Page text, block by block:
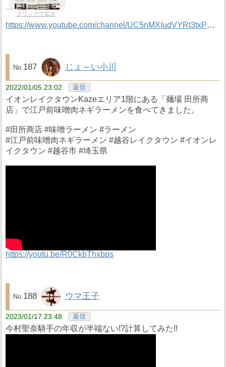
クリックで拡大
https://www.youtube.com/channel/UC5nMXIudVYRt3txPC5SuxOg/videos
187 じょ～い小川
2022/01/05 23:02 返信
イオンレイクタウンKazeエリア1階にある「麺場 田所商
店」で江戸前味噌肉ネギラーメンを食べてきました。
#田所商店 #味噌ラーメン #ラーメン
#江戸前味噌肉ネギラーメン #越谷レイクタウン #イオンレ
イクタウン #越谷市 #埼玉県
https://youtu.be/R0CkbThxbps
188 ウマ王子
2023/01/17 23:48 返信
今村聖奈騎手の年収が半端ない!?計算してみた!!